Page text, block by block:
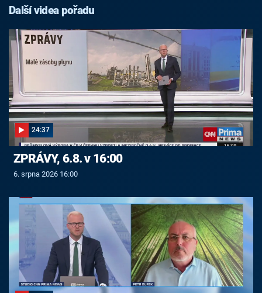
Další videa pořadu
24:37
ZPRÁVY, 6.8. v 16:00
6. srpna 2026 16:00